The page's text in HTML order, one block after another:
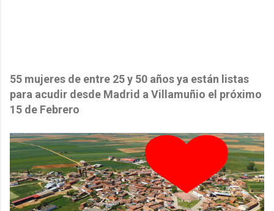
55 mujeres de entre 25 y 50 años ya están listas
para acudir desde Madrid a Villamuñio el próximo
15 de Febrero